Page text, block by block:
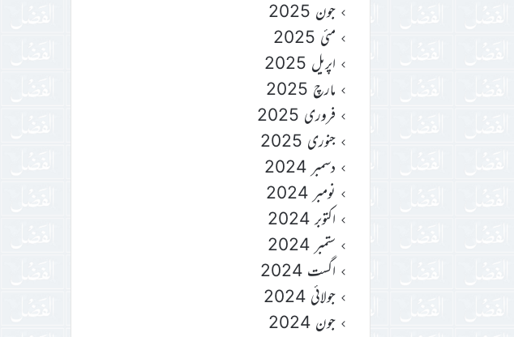
جون 2025
مئی 2025
اپریل 2025
مارچ 2025
فروری 2025
جنوری 2025
دسمبر 2024
نومبر 2024
اکتوبر 2024
ستمبر 2024
اگست 2024
جولائی 2024
جون 2024